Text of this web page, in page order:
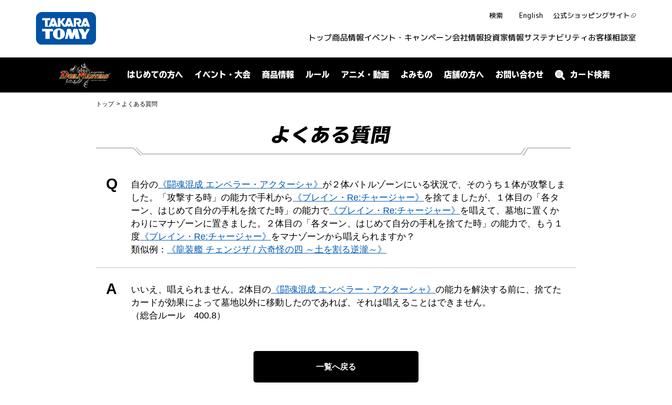
検索 English 公式ショッピングサイト
トップ商品情報イベント・キャンペーン会社情報投資家情報サステナビリティお客様相談室
はじめての方へ イベント・大会 商品情報 ルール アニメ・動画 よみもの 店舗の方へ お問い合わせ カード検索
トップ よくある質問
よくある質問
Q 自分の 《闘魂混成 エンペラー・アクターシャ》 が２体バトルゾーンにいる状況で、そのうち１体が攻撃しま
した。「攻撃する時」の能力で手札から 《ブレイン・Re:チャージャー》 を捨てましたが、１体目の「各タ
ーン、はじめて自分の手札を捨てた時」の能力で《ブレイン・Re:チャージャー》 を唱えて、墓地に置くか
わりにマナゾーンに置きました。２体目の「各ターン、はじめて自分の手札を捨てた時」の能力で、もう１
度 《ブレイン・Re:チャージャー》 をマナゾーンから唱えられますか？
類似例：
《龍装艦 チェンジザ / 六奇怪の四 ～土を割る逆瀧～》
A いいえ、唱えられません。2体目の 《闘魂混成 エンペラー・アクターシャ》 の能力を解決する前に、捨てた
カードが効果によって墓地以外に移動したのであれば、それは唱えることはできません。
（総合ルール 400.8）
一覧へ戻る